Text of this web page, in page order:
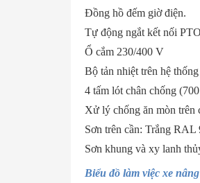
Đồng hồ đếm giờ điện.
Tự động ngắt kết nối
Ổ cắm 230/400 V
Bộ tản nhiệt trên hệ
4 tấm lót chân chống
Xử lý chống ăn mòn trên
Sơn trên cần: Trắng RAL
Sơn khung và xy lanh
Biểu đồ làm việc xe